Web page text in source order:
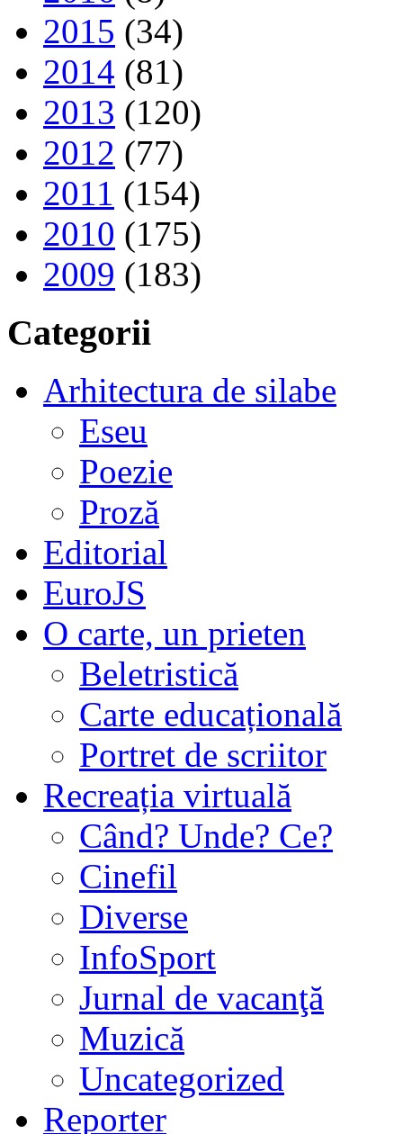
2015 (34)
2014 (81)
2013 (120)
2012 (77)
2011 (154)
2010 (175)
2009 (183)
Categorii
Arhitectura de silabe
Eseu
Poezie
Proză
Editorial
EuroJS
O carte, un prieten
Beletristică
Carte educațională
Portret de scriitor
Recreația virtuală
Când? Unde? Ce?
Cinefil
Diverse
InfoSport
Jurnal de vacanţă
Muzică
Uncategorized
Reporter